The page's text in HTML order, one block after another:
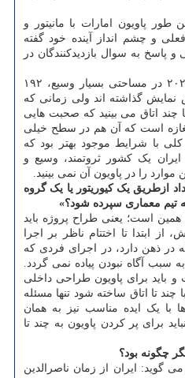
پاویون امارات با مانیتور و
و چشم انداز آینده خود گفته
پاسخ به سوال بازدیدکنندگان در
او تصریح می کند: در اکسپو ۲۰۲۰ در مساحتی بسیار وسیع، ۱۹۲
گذاشته اند ولی زمانی که
چند اتاق می بینید که صحبت هایی
مغازه است که آن هم در سطح خیلی
با شرایط موجود بهتر بود که
یک کشور ثروتمند، وسیع و
را در پاویون آن نمی بینید.
ازطریق یک کیوریتور یا یک گروه
تیم معماری سپرده شود؟»
است؛ یعنی طراح پروژه باید
ابتدا تا اختتام ناظر بر اجرا
در ذهن دارد، در اجرای فردی که
سبب آگاه نبودن پیاده نمی گردد.
باید برای پاویون طراحی داخلی
تا اتاق ساخته شود تنها مسئله
با یک ایده مناسب نیز به همان
برای پر کردن پاویون به چند تا
چگونه بود؟
گوید: ایران از زمان ناصرالدین